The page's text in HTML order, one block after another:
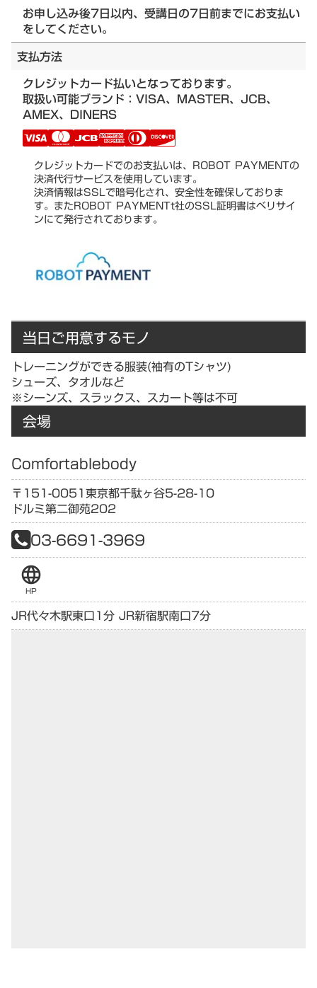
お申し込み後7日以内、受講日の7日前までにお支払い
をしてください。
支払方法
クレジットカード払いとなっております。
取扱い可能ブランド：VISA、MASTER、JCB、
AMEX、DINERS
クレジットカードでのお支払いは、ROBOT PAYMENTの
決済代行サービスを使用しています。
決済情報はSSLで暗号化され、安全性を確保しておりま
す。またROBOT PAYMENTt社のSSL証明書はベリサイ
ンにて発行されております。
当日ご用意するモノ
トレーニングができる服装(袖有のTシャツ)
シューズ、タオルなど
※シーンズ、スラックス、スカート等は不可
会場
Comfortablebody
〒151-0051東京都千駄ヶ谷5-28-10
ドルミ第二御苑202
03-6691-3969
language
HP
JR代々木駅東口1分 JR新宿駅南口7分